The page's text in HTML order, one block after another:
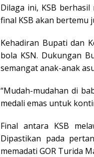
Dilaga ini, KSB
final KSB akan bertemu
Kehadiran Bupati dan
bola KSN. Dukungan
semangat anak-anak
“Mudah-mudahan di
medali emas untuk
Final antara KSB
Dipastikan pada
memadati GOR Turida